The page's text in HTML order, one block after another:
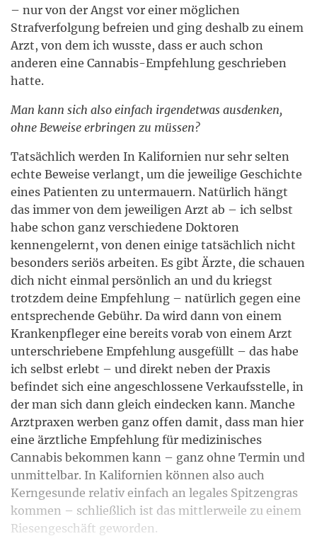
– nur von der Angst vor einer möglichen
Strafverfolgung befreien und ging deshalb zu einem
Arzt, von dem ich wusste, dass er auch schon
anderen eine Cannabis-Empfehlung geschrieben
hatte.
Man kann sich also einfach irgendetwas ausdenken,
ohne Beweise erbringen zu müssen?
Tatsächlich werden In Kalifornien nur sehr selten
echte Beweise verlangt, um die jeweilige Geschichte
eines Patienten zu untermauern. Natürlich hängt
das immer von dem jeweiligen Arzt ab – ich selbst
habe schon ganz verschiedene Doktoren
kennengelernt, von denen einige tatsächlich nicht
besonders seriös arbeiten. Es gibt Ärzte, die schauen
dich nicht einmal persönlich an und du kriegst
trotzdem deine Empfehlung – natürlich gegen eine
entsprechende Gebühr. Da wird dann von einem
Krankenpfleger eine bereits vorab von einem Arzt
unterschriebene Empfehlung ausgefüllt – das habe
ich selbst erlebt – und direkt neben der Praxis
befindet sich eine angeschlossene Verkaufsstelle, in
der man sich dann gleich eindecken kann. Manche
Arztpraxen werben ganz offen damit, dass man hier
eine ärztliche Empfehlung für medizinisches
Cannabis bekommen kann – ganz ohne Termin und
unmittelbar. In Kalifornien können also auch
Kerngesunde relativ einfach an legales Spitzengras
kommen – schließlich ist das mittlerweile zu einem
Riesengeschäft geworden.